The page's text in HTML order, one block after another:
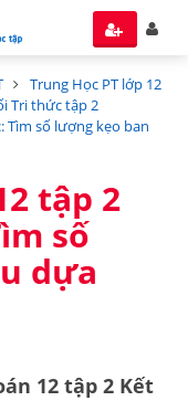
Trung Học PT lớp 12
Tri thức tập 2
Tìm số lượng kẹo ban
tập 2
số
dựa
12 tập 2 Kết